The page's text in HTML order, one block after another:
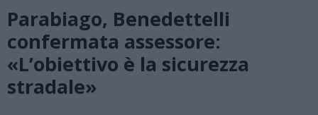
Parabiago, Benedettelli
confermata assessore:
«L’obiettivo è la sicurezza
stradale»